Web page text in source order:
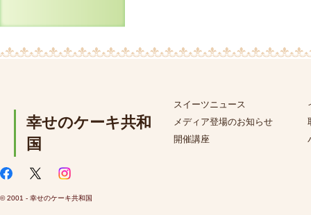
幸せのケーキ共和
国
スイーツニュース
メディア登場のお知らせ
開催講座
© 2001 - 幸せのケーキ共和国